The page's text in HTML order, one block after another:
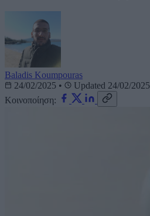
Baladis Koumpouras
24/02/2025 •
Updated 24/02/2025
Κοινοποίηση: